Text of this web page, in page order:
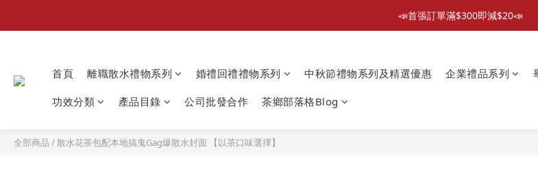
📣首張訂單滿$300即減$20📣
散水回禮禮物 滿件再折優惠🎉
📣首張訂單滿$300即減$20📣
首頁 離職散水禮物系列 婚禮回禮禮物系列 中秋節禮物系列及精選優惠 企業禮品系列
功效分類 產品目錄 公司批發合作 茶鄉部落格Blog
全部商品 /散水花茶包配本地搞鬼Gag爆散水封面 【以茶口味選擇】